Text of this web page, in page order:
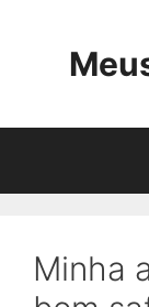
Minha